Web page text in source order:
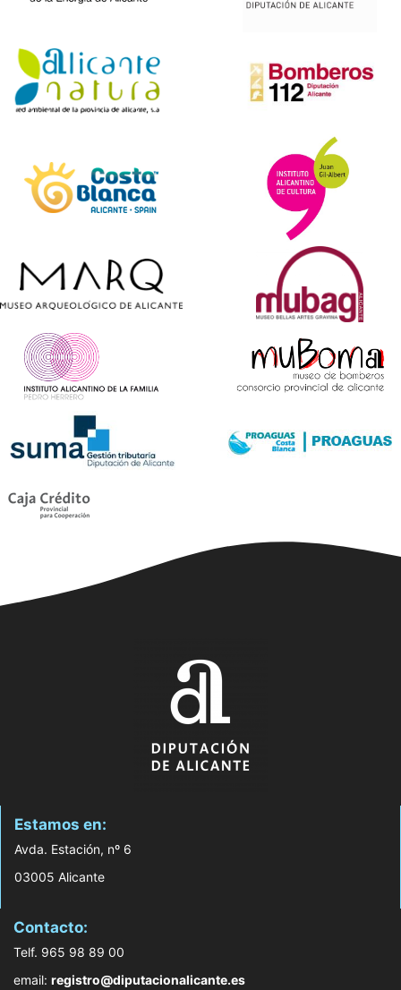
Estamos en:
Avda. Estación, nº 6
03005 Alicante
Contacto:
Telf. 965 98 89 00
email: registro@diputacionalicante.es